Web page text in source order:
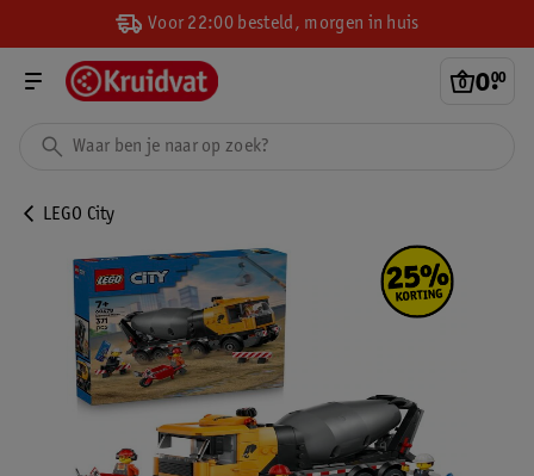
Voor 22:00 besteld, morgen in huis
0.
00
LEGO City